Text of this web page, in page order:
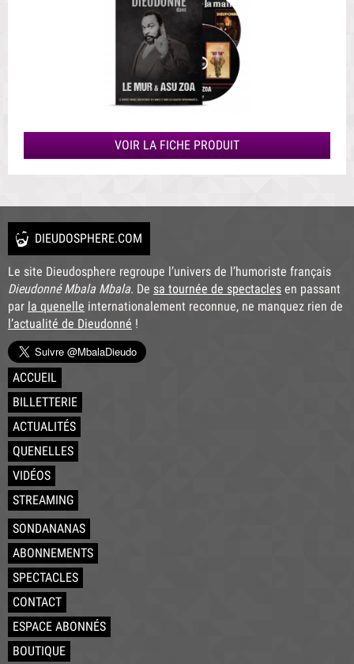
VOIR LA FICHE PRODUIT
DIEUDOSPHERE.COM
Le site Dieudosphere regroupe l’univers de l’humoriste français
Dieudonné Mbala Mbala. De sa tournée de spectacles en passant
par la quenelle internationalement reconnue, ne manquez rien de
l’actualité de Dieudonné !
ACCUEIL
BILLETTERIE
ACTUALITÉS
QUENELLES
VIDÉOS
STREAMING
SONDANANAS
ABONNEMENTS
SPECTACLES
CONTACT
ESPACE ABONNÉS
BOUTIQUE